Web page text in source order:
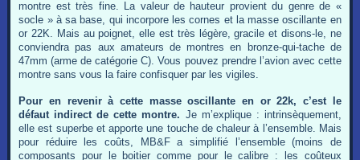
montre est très fine. La valeur de hauteur provient du genre de «
socle » à sa base, qui incorpore les cornes et la masse oscillante en
or 22K. Mais au poignet, elle est très légère, gracile et disons-le, ne
conviendra pas aux amateurs de montres en bronze-qui-tache de
47mm (arme de catégorie C). Vous pouvez prendre l’avion avec cette
montre sans vous la faire confisquer par les vigiles.
Pour en revenir à cette masse oscillante en or 22k, c’est le
défaut indirect de cette montre. Je m’explique : intrinsèquement,
elle est superbe et apporte une touche de chaleur à l’ensemble. Mais
pour réduire les coûts, MB&F a simplifié l’ensemble (moins de
composants pour le boitier comme pour le calibre : les coûteux